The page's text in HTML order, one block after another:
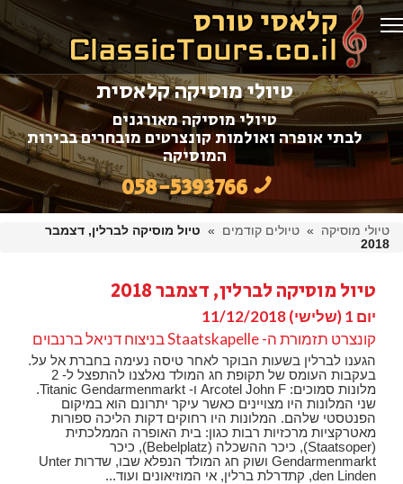
טיולי מוסיקה קלאסית
טיולי מוסיקה מאורגנים
לבתי אופרה ואולמות קונצרטים מובחרים בבירות
המוסיקה
058-5393766
טיולי מוסיקה » טיולים קודמים » טיול מוסיקה לברלין, דצמבר
2018
טיול מוסיקה לברלין, דצמבר 2018
יום 1 (שלישי) 11/12/2018
קונצרט תזמורת ה- Staatskapelle בניצוח דניאל ברנבוים
הגענו לברלין בשעות הבוקר לאחר טיסה נעימה בחברת אל על.
בעקבות העומס של תקופת חג המולד נאלצנו להתפצל ל- 2
מלונות סמוכים: Arcotel John F ו- Titanic Gendarmenmarkt.
שני המלונות היו מצויינים כאשר עיקר יתרונם הוא במיקום
הפנטסטי שלהם. המלונות היו רחוקים דקות הליכה ספורות
מאטרקציות מרכזיות רבות כגון: בית האופרה הממלכתית
(Staatsoper), כיכר ההשכלה (Bebelplatz), כיכר
Gendarmenmarkt ושוק חג המולד הנפלא שבו, שדרות Unter
den Linden, קתדרלת ברלין, אי המוזיאונים ועוד...